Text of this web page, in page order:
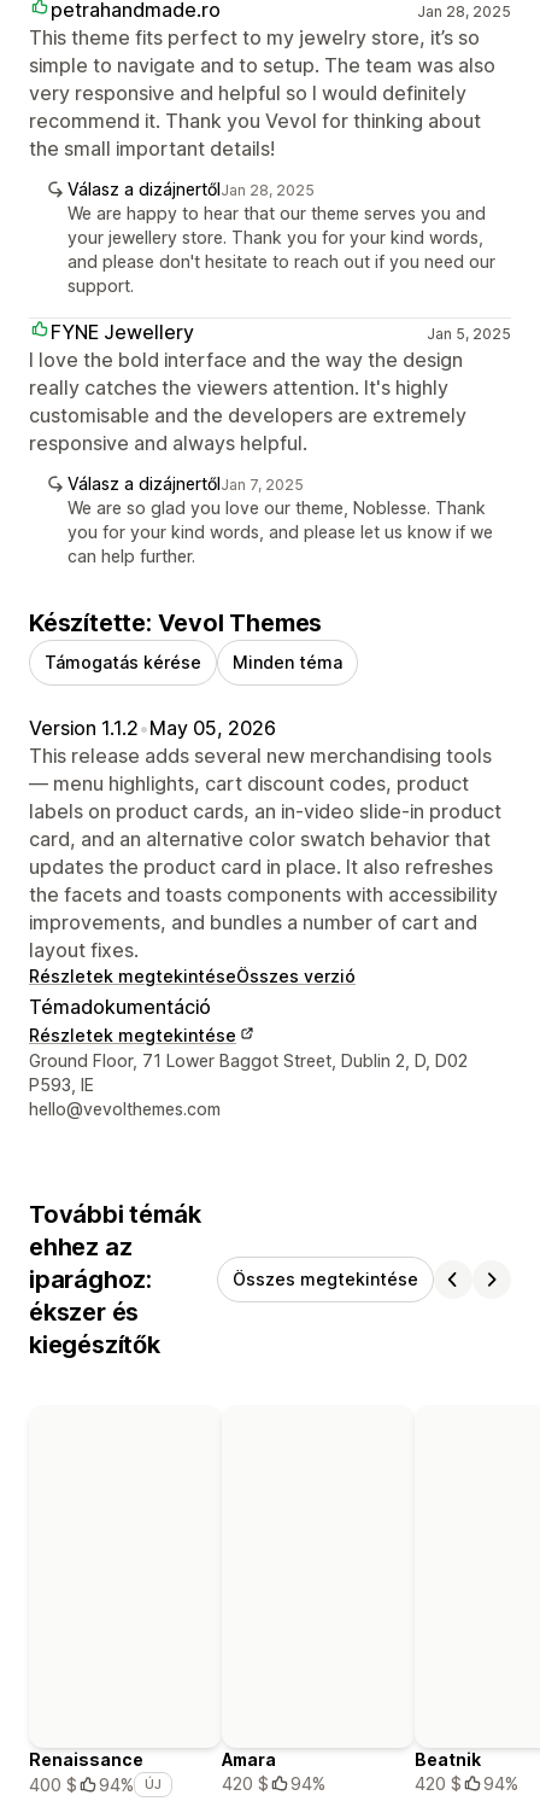
petrahandmade.ro Jan 28, 2025
This theme fits perfect to my jewelry store, it’s so
simple to navigate and to setup. The team was also
very responsive and helpful so I would definitely
recommend it. Thank you Vevol for thinking about
the small important details!
Válasz a dizájnertőlJan 28, 2025
We are happy to hear that our theme serves you and
your jewellery store. Thank you for your kind words,
and please don't hesitate to reach out if you need our
support.
FYNE Jewellery Jan 5, 2025
I love the bold interface and the way the design
really catches the viewers attention. It's highly
customisable and the developers are extremely
responsive and always helpful.
Válasz a dizájnertőlJan 7, 2025
We are so glad you love our theme, Noblesse. Thank
you for your kind words, and please let us know if we
can help further.
Készítette: Vevol Themes
Támogatás kérése Minden téma
Version 1.1.2•May 05, 2026
This release adds several new merchandising tools
— menu highlights, cart discount codes, product
labels on product cards, an in-video slide-in product
card, and an alternative color swatch behavior that
updates the product card in place. It also refreshes
the facets and toasts components with accessibility
improvements, and bundles a number of cart and
layout fixes.
Részletek megtekintéseÖsszes verzió
Témadokumentáció
Részletek megtekintése
Dizájner kapcsolattartási adatai
Ground Floor, 71 Lower Baggot Street, Dublin 2, D, D02
P593, IE
hello@vevolthemes.com
További témák
ehhez az
iparághoz:
ékszer és
kiegészítők
Összes megtekintése
Renaissance
400 $
94% ÚJ
Amara
420 $
94%
Beatnik
420 $
94%